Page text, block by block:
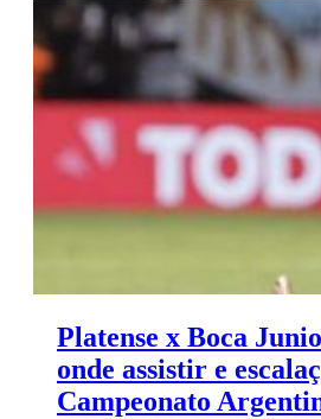
Cobresal x Unión La Calera:
escalações – Campeonato Chileno
Platense x Boca
onde assistir e
Campeonato